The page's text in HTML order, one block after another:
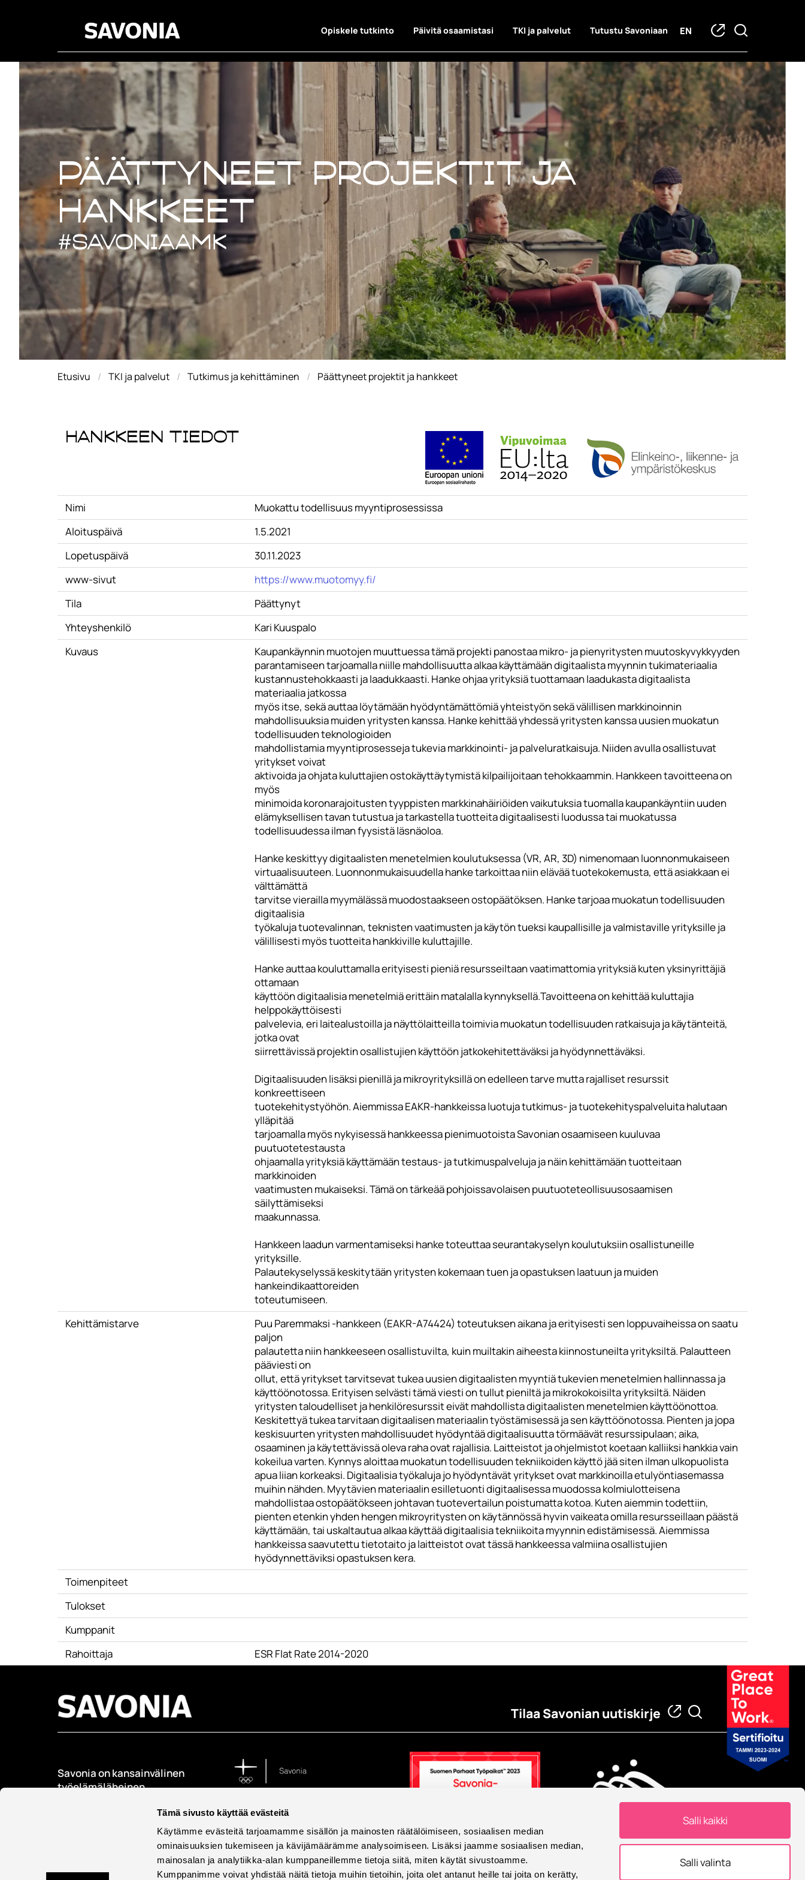
Tämä sivusto käyttää evästeitä
Käytämme evästeitä tarjoamamme sisällön ja mainosten räätälöimiseen, sosiaalisen median
ominaisuuksien tukemiseen ja kävijämäärämme analysoimiseen. Lisäksi jaamme sosiaalisen median,
mainosalan ja analytiikka-alan kumppaneillemme tietoja siitä, miten käytät sivustoamme.
Kumppanimme voivat yhdistää näitä tietoja muihin tietoihin, joita olet antanut heille tai joita on kerätty,
Salli kaikki
Salli valinta
Opiskele tutkinto Päivitä osaamistasi TKI ja palvelut Tutustu Savoniaan EN
Päättyneet projektit ja hankkeet
Päättyneet projektit ja
hankkeet
#savoniaAMK
Etusivu TKI ja palvelut Tutkimus ja kehittäminen Päättyneet projektit ja hankkeet
Hankkeen tiedot
Nimi
Muokattu todellisuus myyntiprosessissa
Aloituspäivä
1.5.2021
Lopetuspäivä
30.11.2023
www-sivut
https://www.muotomyy.fi/
Tila
Päättynyt
Yhteyshenkilö
Kari Kuuspalo
Kuvaus
Kaupankäynnin muotojen muuttuessa tämä projekti panostaa mikro- ja pienyritysten muutoskyvykkyyden
parantamiseen tarjoamalla niille mahdollisuutta alkaa käyttämään digitaalista myynnin tukimateriaalia
kustannustehokkaasti ja laadukkaasti. Hanke ohjaa yrityksiä tuottamaan laadukasta digitaalista
materiaalia jatkossa
myös itse, sekä auttaa löytämään hyödyntämättömiä yhteistyön sekä välillisen markkinoinnin
mahdollisuuksia muiden yritysten kanssa. Hanke kehittää yhdessä yritysten kanssa uusien muokatun
todellisuuden teknologioiden
mahdollistamia myyntiprosesseja tukevia markkinointi- ja palveluratkaisuja. Niiden avulla osallistuvat
yritykset voivat
aktivoida ja ohjata kuluttajien ostokäyttäytymistä kilpailijoitaan tehokkaammin. Hankkeen tavoitteena on
myös
minimoida koronarajoitusten tyyppisten markkinahäiriöiden vaikutuksia tuomalla kaupankäyntiin uuden
elämyksellisen tavan tutustua ja tarkastella tuotteita digitaalisesti luodussa tai muokatussa
todellisuudessa ilman fyysistä läsnäoloa.
Hanke keskittyy digitaalisten menetelmien koulutuksessa (VR, AR, 3D) nimenomaan luonnonmukaiseen
virtuaalisuuteen. Luonnonmukaisuudella hanke tarkoittaa niin elävää tuotekokemusta, että asiakkaan ei
välttämättä
tarvitse vierailla myymälässä muodostaakseen ostopäätöksen. Hanke tarjoaa muokatun todellisuuden
digitaalisia
työkaluja tuotevalinnan, teknisten vaatimusten ja käytön tueksi kaupallisille ja valmistaville yrityksille ja
välillisesti myös tuotteita hankkiville kuluttajille.
Hanke auttaa kouluttamalla erityisesti pieniä resursseiltaan vaatimattomia yrityksiä kuten yksinyrittäjiä
ottamaan
käyttöön digitaalisia menetelmiä erittäin matalalla kynnyksellä.Tavoitteena on kehittää kuluttajia
helppokäyttöisesti
palvelevia, eri laitealustoilla ja näyttölaitteilla toimivia muokatun todellisuuden ratkaisuja ja käytänteitä,
jotka ovat
siirrettävissä projektin osallistujien käyttöön jatkokehitettäväksi ja hyödynnettäväksi.
Digitaalisuuden lisäksi pienillä ja mikroyrityksillä on edelleen tarve mutta rajalliset resurssit
konkreettiseen
tuotekehitystyöhön. Aiemmissa EAKR-hankkeissa luotuja tutkimus- ja tuotekehityspalveluita halutaan
ylläpitää
tarjoamalla myös nykyisessä hankkeessa pienimuotoista Savonian osaamiseen kuuluvaa
puutuotetestausta
ohjaamalla yrityksiä käyttämään testaus- ja tutkimuspalveluja ja näin kehittämään tuotteitaan
markkinoiden
vaatimusten mukaiseksi. Tämä on tärkeää pohjoissavolaisen puutuoteteollisuusosaamisen
säilyttämiseksi
maakunnassa.
Hankkeen laadun varmentamiseksi hanke toteuttaa seurantakyselyn koulutuksiin osallistuneille
yrityksille.
Palautekyselyssä keskitytään yritysten kokemaan tuen ja opastuksen laatuun ja muiden
hankeindikaattoreiden
toteutumiseen.
Kehittämistarve
Puu Paremmaksi -hankkeen (EAKR-A74424) toteutuksen aikana ja erityisesti sen loppuvaiheissa on saatu
paljon
palautetta niin hankkeeseen osallistuvilta, kuin muiltakin aiheesta kiinnostuneilta yrityksiltä. Palautteen
pääviesti on
ollut, että yritykset tarvitsevat tukea uusien digitaalisten myyntiä tukevien menetelmien hallinnassa ja
käyttöönotossa. Erityisen selvästi tämä viesti on tullut pieniltä ja mikrokokoisilta yrityksiltä. Näiden
yritysten taloudelliset ja henkilöresurssit eivät mahdollista digitaalisten menetelmien käyttöönottoa.
Keskitettyä tukea tarvitaan digitaalisen materiaalin työstämisessä ja sen käyttöönotossa. Pienten ja jopa
keskisuurten yritysten mahdollisuudet hyödyntää digitaalisuutta törmäävät resurssipulaan; aika,
osaaminen ja käytettävissä oleva raha ovat rajallisia. Laitteistot ja ohjelmistot koetaan kalliiksi hankkia vain
kokeilua varten. Kynnys aloittaa muokatun todellisuuden tekniikoiden käyttö jää siten ilman ulkopuolista
apua liian korkeaksi. Digitaalisia työkaluja jo hyödyntävät yritykset ovat markkinoilla etulyöntiasemassa
muihin nähden. Myytävien materiaalin esilletuonti digitaalisessa muodossa kolmiulotteisena
mahdollistaa ostopäätökseen johtavan tuotevertailun poistumatta kotoa. Kuten aiemmin todettiin,
pienten etenkin yhden hengen mikroyritysten on käytännössä hyvin vaikeata omilla resursseillaan päästä
käyttämään, tai uskaltautua alkaa käyttää digitaalisia tekniikoita myynnin edistämisessä. Aiemmissa
hankkeissa saavutettu tietotaito ja laitteistot ovat tässä hankkeessa valmiina osallistujien
hyödynnettäviksi opastuksen kera.
Toimenpiteet
Tulokset
Kumppanit
Rahoittaja
ESR Flat Rate 2014-2020
Tilaa Savonian uutiskirje
Savonia on kansainvälinen
työelämäläheinen
kouluttaa, tutkii, kehittää
Eurooppalainen yliopisto
Eurooppalainen yliopisto -